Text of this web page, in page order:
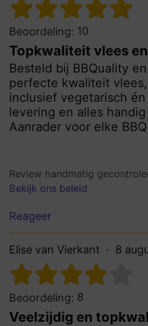
Beoordeling: 10
Topkwaliteit vlees
Besteld bij BBQuality
perfecte kwaliteit
inclusief vegetarisch
levering en alles
Aanrader voor elke
Review handmatig
Bekijk ons beleid
Reageer
Elise van Vierkant 8
Beoordeling: 8
Veelzijdig en